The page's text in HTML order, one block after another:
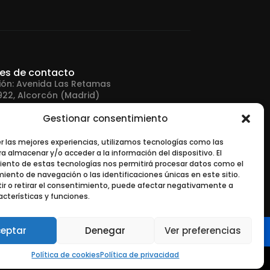
Gestionar consentimiento
las mejores experiencias, utilizamos tecnologías como las
almacenar y/o acceder a la información del dispositivo. El
de estas tecnologías nos permitirá procesar datos como el
de navegación o las identificaciones únicas en este sitio.
o retirar el consentimiento, puede afectar negativamente a
y funciones.
Denegar Ver preferencias
Política de cookiesPolítica de privacidad
de contacto
Avenida Las Retamas
Alcorcón (Madrid)
electrónico: